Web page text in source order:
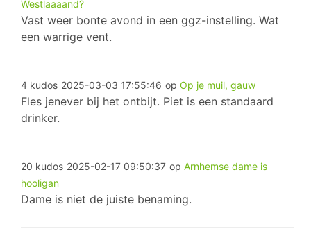
Westlaaaand?
Vast weer bonte avond in een ggz-instelling. Wat
een warrige vent.
4 kudos 2025-03-03 17:55:46 op Op je muil, gauw
Fles jenever bij het ontbijt. Piet is een standaard
drinker.
20 kudos 2025-02-17 09:50:37 op Arnhemse dame is
hooligan
Dame is niet de juiste benaming.